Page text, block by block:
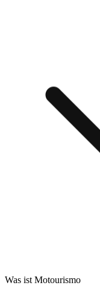
Was ist Motourismo